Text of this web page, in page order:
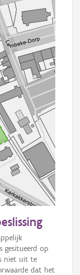
gesitueerd op
niet uit te
dat het